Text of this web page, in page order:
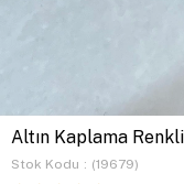
Altın Kaplama
Stok Kodu (19679)